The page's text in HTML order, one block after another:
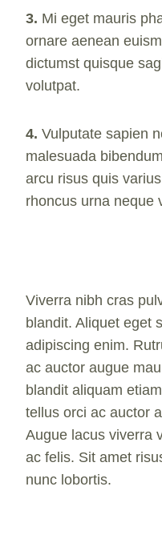
3. Mi eget mauris
ornare aenean
dictumst quisque
volutpat.
4. Vulputate sapien
malesuada
arcu risus quis
rhoncus urna neque
Viverra nibh cras
blandit. Aliquet eget
adipiscing enim.
ac auctor augue
blandit aliquam
tellus orci ac auctor
Augue lacus viverra
ac felis. Sit amet
nunc lobortis.